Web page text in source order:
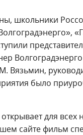
школьники
Вязьмин,
было
для всех
сайте фильм